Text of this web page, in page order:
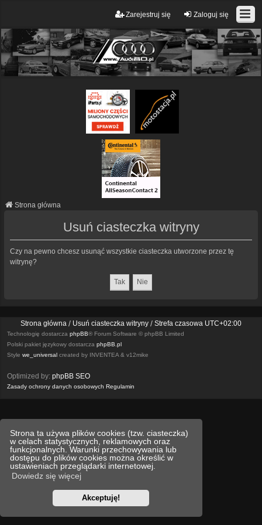
Strona ta używa plików cookies (tzw. ciasteczka)
w celach statystycznych, reklamowych oraz
funkcjonalnych. Warunki przechowywania lub
dostępu do plików cookies można określić w
ustawieniach przeglądarki internetowej.
Dowiedz się więcej
Akceptuję!
Zaloguj się
Zarejestruj się
Strona główna
Usuń ciasteczka witryny
Czy na pewno chcesz usunąć wszystkie ciasteczka utworzone przez tę
witrynę?
Strona główna Usuń ciasteczka witryny Strefa czasowa UTC+02:00
Technologię dostarcza phpBB® Forum Software © phpBB Limited
Polski pakiet językowy dostarcza phpBB.pl
Style we_universal created by INVENTEA & v12mike
Optimized by: phpBB SEO
Zasady ochrony danych osobowych Regulamin